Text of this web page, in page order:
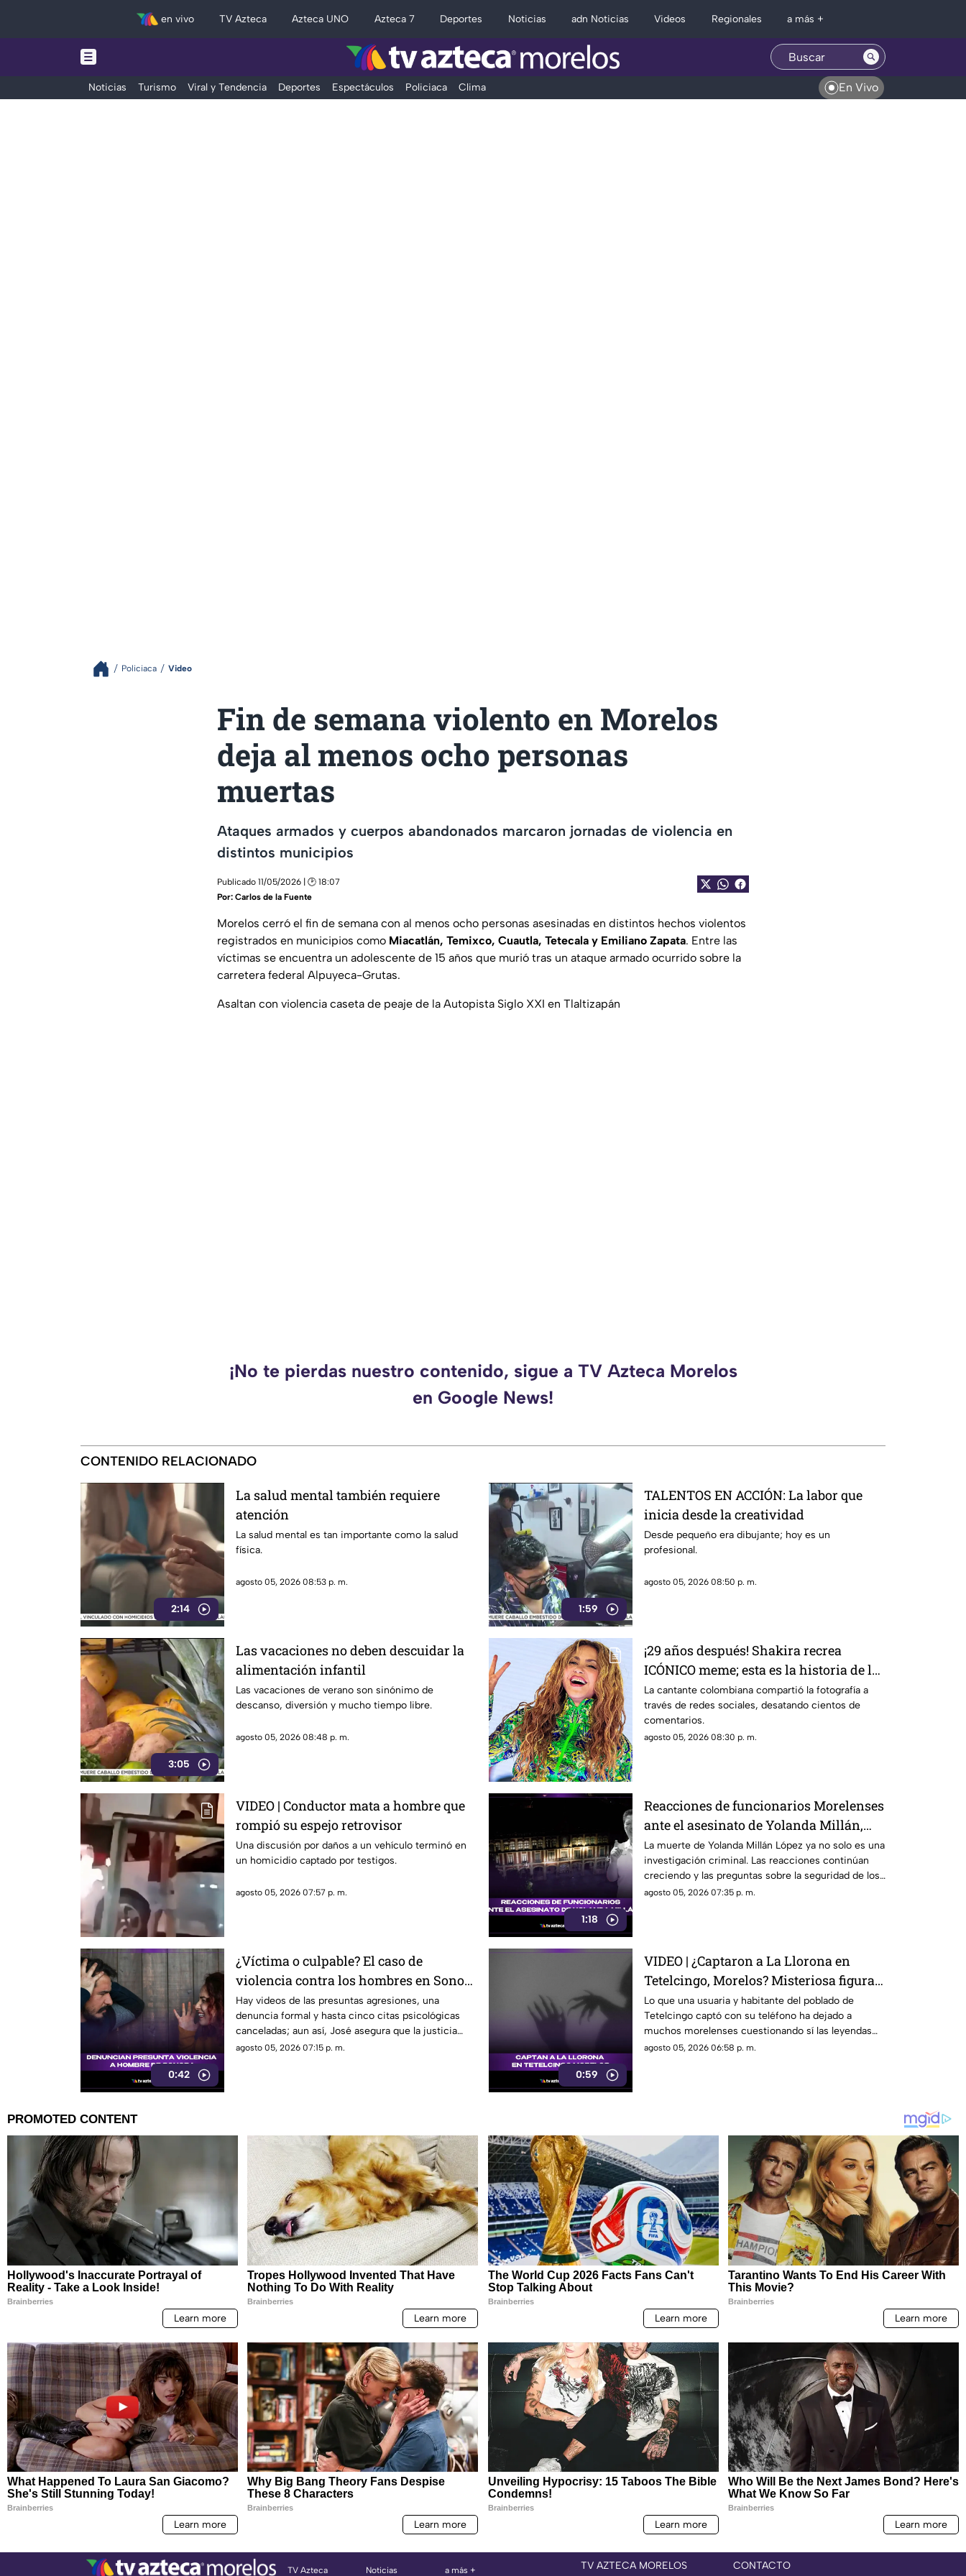
en vivo TV Azteca Azteca UNO Azteca 7 Deportes Noticias adn Noticias Videos Regionales a más +
Noticias Turismo Viral y Tendencia Deportes Espectáculos Policiaca Clima En Vivo
Policiaca Video
Fin de semana violento en Morelos
deja al menos ocho personas
muertas
Ataques armados y cuerpos abandonados marcaron jornadas de violencia en
distintos municipios
Publicado 11/05/2026 | 🕑 18:07
Por: Carlos de la Fuente
Morelos cerró el fin de semana con al menos ocho personas asesinadas en distintos hechos violentos
registrados en municipios como Miacatlán, Temixco, Cuautla, Tetecala y Emiliano Zapata. Entre las
víctimas se encuentra un adolescente de 15 años que murió tras un ataque armado ocurrido sobre la
carretera federal Alpuyeca-Grutas.
Asaltan con violencia caseta de peaje de la Autopista Siglo XXI en Tlaltizapán
¡No te pierdas nuestro contenido, sigue a TV Azteca Morelos
en Google News!
CONTENIDO RELACIONADO
2:14
La salud mental también requiere
atención
La salud mental es tan importante como la salud
física.
agosto 05, 2026 08:53 p. m.
1:59
TALENTOS EN ACCIÓN: La labor que
inicia desde la creatividad
Desde pequeño era dibujante; hoy es un
profesional.
agosto 05, 2026 08:50 p. m.
3:05
Las vacaciones no deben descuidar la
alimentación infantil
Las vacaciones de verano son sinónimo de
descanso, diversión y mucho tiempo libre.
agosto 05, 2026 08:48 p. m.
¡29 años después! Shakira recrea
ICÓNICO meme; esta es la historia de la
fotografía
La cantante colombiana compartió la fotografía a
través de redes sociales, desatando cientos de
comentarios.
agosto 05, 2026 08:30 p. m.
VIDEO | Conductor mata a hombre que
rompió su espejo retrovisor
Una discusión por daños a un vehículo terminó en
un homicidio captado por testigos.
agosto 05, 2026 07:57 p. m.
1:18
Reacciones de funcionarios Morelenses
ante el asesinato de Yolanda Millán,
ayudante municipal de Tepetzingo
La muerte de Yolanda Millán López ya no solo es una
investigación criminal. Las reacciones continúan
creciendo y las preguntas sobre la seguridad de los
funcionarios municipales en Morelos son cada vez
agosto 05, 2026 07:35 p. m.
0:42
¿Víctima o culpable? El caso de
violencia contra los hombres en Sonora
que está generando conversación en
redes sociales
Hay videos de las presuntas agresiones, una
denuncia formal y hasta cinco citas psicológicas
canceladas; aun así, José asegura que la justicia
sigue sin llegar.
agosto 05, 2026 07:15 p. m.
0:59
VIDEO | ¿Captaron a La Llorona en
Tetelcingo, Morelos? Misteriosa figura y
lamentos en Tetelcingo, Morelos,
estremecen las redes
Lo que una usuaria y habitante del poblado de
Tetelcingo captó con su teléfono ha dejado a
muchos morelenses cuestionando sí las leyendas
que se han contado de generación en generación
agosto 05, 2026 06:58 p. m.
TV Azteca Noticias a más + TV AZTECA MORELOS CONTACTO